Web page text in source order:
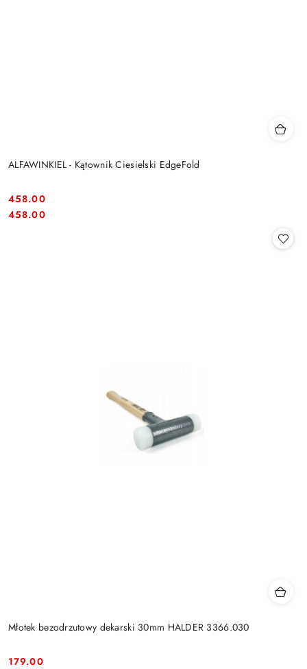
ALFAWINKIEL - Kątownik Ciesielski EdgeFold
Cena:
458.00
Cena:
458.00
Młotek bezodrzutowy dekarski 30mm HALDER 3366.030
179.00